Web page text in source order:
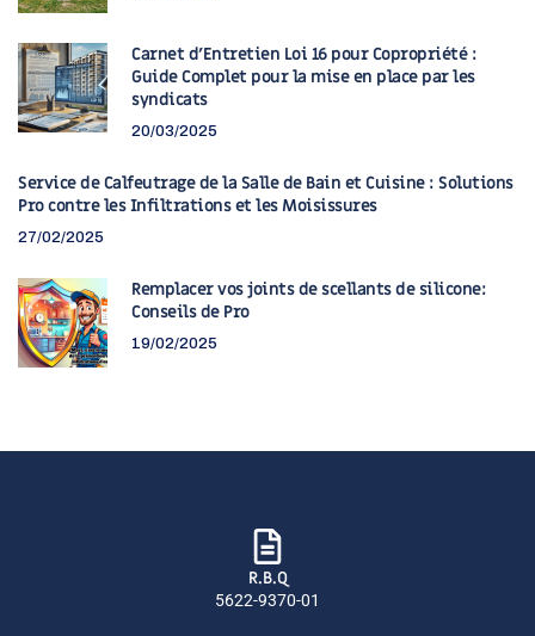
Carnet d’Entretien Loi 16 pour Copropriété :
Guide Complet pour la mise en place par les
syndicats
20/03/2025
Service de Calfeutrage de la Salle de Bain et Cuisine : Solutions
Pro contre les Infiltrations et les Moisissures
27/02/2025
Remplacer vos joints de scellants de silicone:
Conseils de Pro
19/02/2025
R.B.Q
5622-9370-01